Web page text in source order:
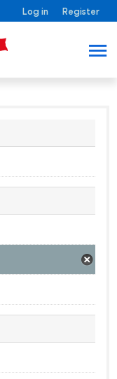
Log in Register